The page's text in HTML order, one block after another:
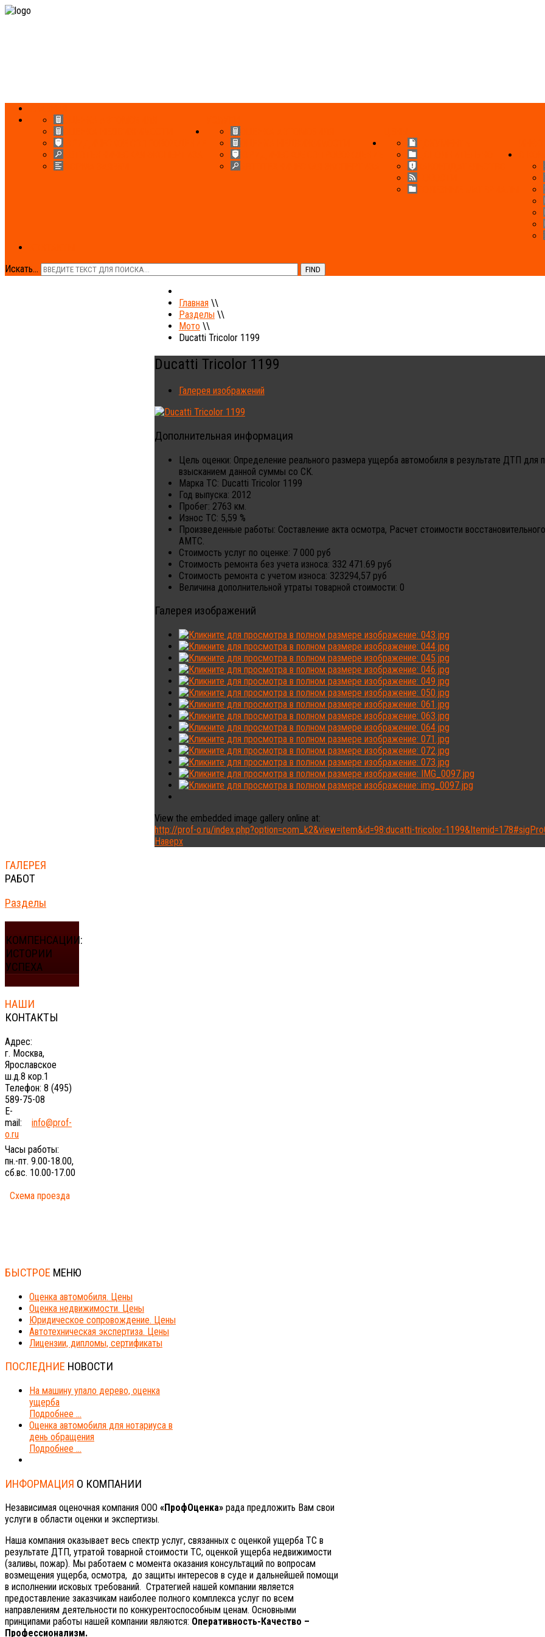
Искать...
FIND
Главная \\
Разделы \\
Мото \\
Ducatti Tricolor 1199
Ducatti Tricolor 1199
Галерея изображений
Дополнительная информация
Цель оценки: Определение реального размера ущерба автомобиля в результате ДТП
взысканием данной суммы со СК.
Марка ТС: Ducatti Tricolor 1199
Год выпуска: 2012
Пробег: 2763 км.
Износ ТС: 5,59 %
Произведенные работы: Составление акта осмотра, Расчет стоимости
АМТС.
Стоимость услуг по оценке: 7 000 руб
Стоимость ремонта без учета износа: 332 471.69 руб
Стоимость ремонта с учетом износа: 323294,57 руб
Величина дополнительной утраты товарной стоимости: 0
Галерея изображений
View the embedded image gallery online at:
http://prof-o.ru/index.php?option=com_k2&view=item&id=98:ducatti-tricolor-
Наверх
ГАЛЕРЕЯ
РАБОТ
Разделы
КОМПЕНСАЦИИ:
ИСТОРИИ
УСПЕХА
НАШИ
КОНТАКТЫ
Адрес:
г. Москва,
Ярославское
ш.д.8 кор.1
Телефон: 8 (495)
589-75-08
E-
mail: info@prof-
o.ru
Часы работы:
пн.-пт. 9.00-18.00,
сб.вс. 10.00-17.00
Схема проезда
БЫСТРОЕ МЕНЮ
Оценка автомобиля. Цены
Оценка недвижимости. Цены
Юридическое сопровождение. Цены
Автотехническая экспертиза. Цены
Лицензии, дипломы, сертификаты
ПОСЛЕДНИЕ НОВОСТИ
На машину упало дерево, оценка
ущерба
Подробнее ...
Оценка автомобиля для нотариуса в
день обращения
Подробнее ...
ИНФОРМАЦИЯ О КОМПАНИИ
Независимая оценочная компания ООО «ПрофОценка» рада предложить Вам свои
услуги в области оценки и экспертизы.
Наша компания оказывает весь спектр услуг, связанных с оценкой ущерба ТС в
результате ДТП, утратой товарной стоимости ТС, оценкой ущерба недвижимости
(заливы, пожар). Мы работаем с момента оказания консультаций по вопросам
возмещения ущерба, осмотра, до защиты интересов в суде и дальнейшей помощи
в исполнении исковых требований. Стратегией нашей компании является
предоставление заказчикам наиболее полного комплекса услуг по всем
направлениям деятельности по конкурентоспособным ценам. Основными
принципами работы нашей компании являются: Оперативность-Качество –
Профессионализм.